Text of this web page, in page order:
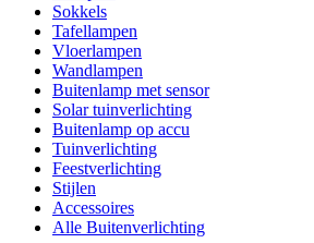
Sokkels
Tafellampen
Vloerlampen
Wandlampen
Buitenlamp met sensor
Solar tuinverlichting
Buitenlamp op accu
Tuinverlichting
Feestverlichting
Stijlen
Accessoires
Alle Buitenverlichting